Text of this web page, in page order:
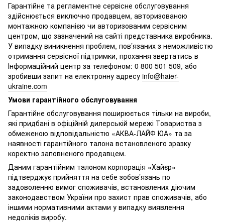
Гарантійне та регламентне сервісне обслуговування
здійснюється виключно продавцем, авторизованою
монтажною компанією чи авторизованим сервісним
центром, що зазначений на сайті представника виробника.
У випадку виникнення проблем, пов’язаних з неможливістю
отримання сервісної підтримки, прохання звертатись в
Інформаційний центр за телефоном: 0 800 501 509, або
зробивши запит на електронну адресу info@haier-
ukraine.com
Умови гарантійного обслуговування
Гарантійне обслуговування поширюється тільки на вироби,
які придбані в офіційній дилерській мережі Товариства з
обмеженою відповідальністю «АКВА-ЛАЙФ ЮА» та за
наявності гарантійного талона встановленого зразку
коректно заповненого продавцем.
Даним гарантійним талоном корпорація «Хайєр»
підтверджує прийняття на себе зобов’язань по
задоволенню вимог споживачів, встановлених діючим
законодавством України про захист прав споживачів, або
іншими нормативними актами у випадку виявлення
недоліків виробу.